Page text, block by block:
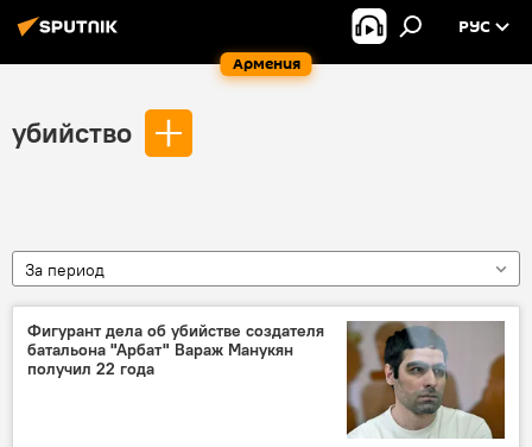
Армения
РУС
убийство
За период
Фигурант дела об убийстве создателя
батальона "Арбат" Вараж Манукян
получил 22 года